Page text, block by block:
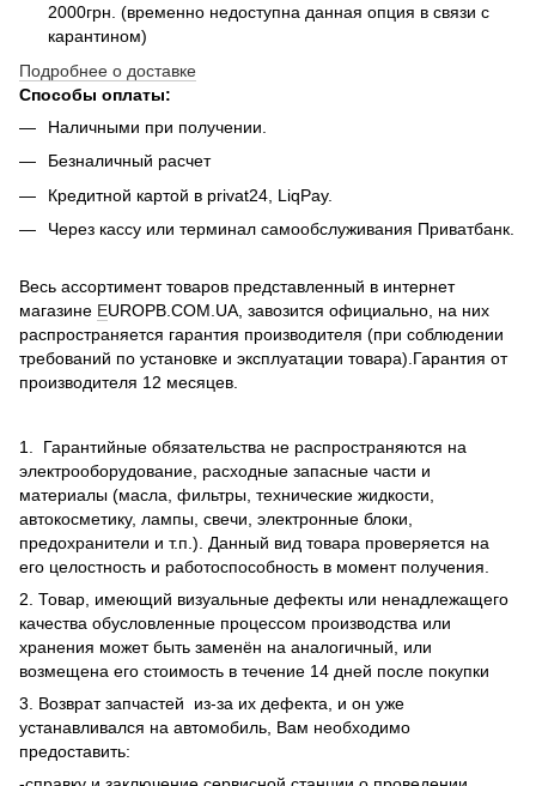
2000грн. (временно недоступна данная опция в связи с
карантином)
Подробнее о доставке
Способы оплаты:
Наличными при получении.
Безналичный расчет
Кредитной картой в privat24, LiqPay.
Через кассу или терминал самообслуживания Приватбанк.
Весь ассортимент товаров представленный в интернет
магазине EUROPB.COM.UA, завозится официально, на них
распространяется гарантия производителя (при соблюдении
требований по установке и эксплуатации товара).Гарантия от
производителя 12 месяцев.
1. Гарантийные обязательства не распространяются на
электрооборудование, расходные запасные части и
материалы (масла, фильтры, технические жидкости,
автокосметику, лампы, свечи, электронные блоки,
предохранители и т.п.). Данный вид товара проверяется на
его целостность и работоспособность в момент получения.
2. Товар, имеющий визуальные дефекты или ненадлежащего
качества обусловленные процессом производства или
хранения может быть заменён на аналогичный, или
возмещена его стоимость в течение 14 дней после покупки
3. Возврат запчастей из-за их дефекта, и он уже
устанавливался на автомобиль, Вам необходимо
предоставить: